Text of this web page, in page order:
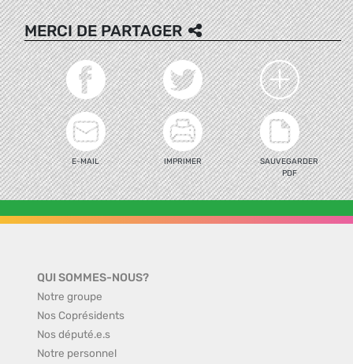
MERCI DE PARTAGER
E-MAIL IMPRIMER
SAUVEGARDER
PDF
QUI SOMMES-NOUS?
Notre groupe
Nos Coprésidents
Nos député.e.s
Notre personnel